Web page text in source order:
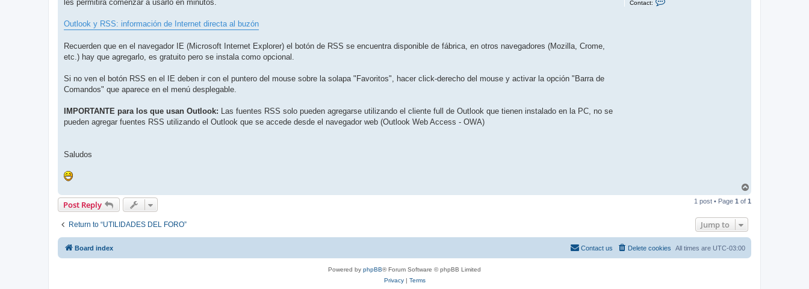
Contact:
les permitirá comenzar a usarlo en minutos.
Outlook y RSS: información de Internet directa al buzón
Recuerden que en el navegador IE (Microsoft Internet Explorer) el botón de RSS se encuentra disponible de fábrica, en otros navegadores (Mozilla, Crome,
etc.) hay que agregarlo, es gratuito pero se instala como opcional.
Si no ven el botón RSS en el IE deben ir con el puntero del mouse sobre la solapa "Favoritos", hacer click-derecho del mouse y activar la opción "Barra de
Comandos" que aparece en el menú desplegable.
IMPORTANTE para los que usan Outlook: Las fuentes RSS solo pueden agregarse utilizando el cliente full de Outlook que tienen instalado en la PC, no se
pueden agregar fuentes RSS utilizando el Outlook que se accede desde el navegador web (Outlook Web Access - OWA)
Saludos
p
Post Reply 1 post • Page 1 of 1
Return to “UTILIDADES DEL FORO” Jump to
Board index All times are UTC-03:00
Delete cookies
Contact us
Powered by phpBB® Forum Software © phpBB Limited
Privacy| Terms